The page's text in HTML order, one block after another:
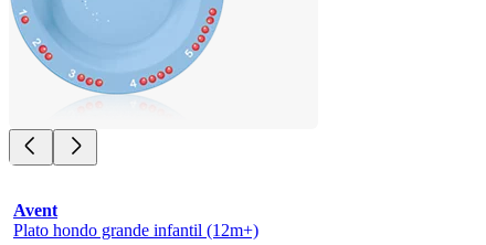
Avent
Plato hondo grande infantil (12m+)